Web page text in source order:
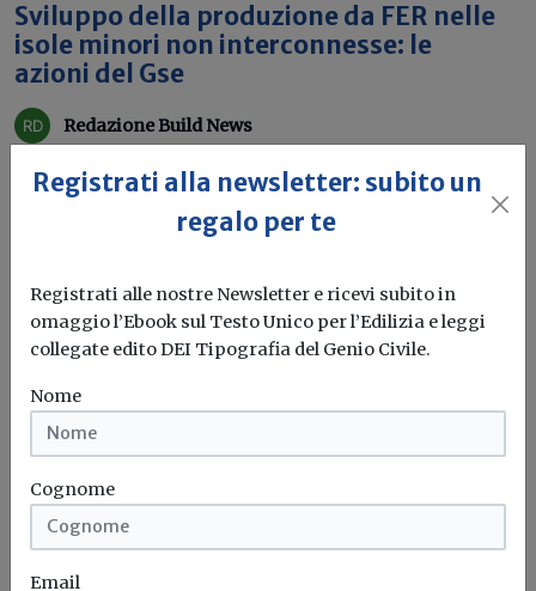
Sviluppo della produzione da FER nelle
isole minori non interconnesse: le
azioni del Gse
Redazione Build News
Le iniziative del Gestore dei servizi energetici illustrate
in un incontro con...
Registrati alla newsletter: subito un
regalo per te
Registrati alle nostre Newsletter e ricevi subito in
omaggio l’Ebook sul Testo Unico per l’Edilizia e leggi
collegate edito DEI Tipografia del Genio Civile.
Nome
Cognome
Email